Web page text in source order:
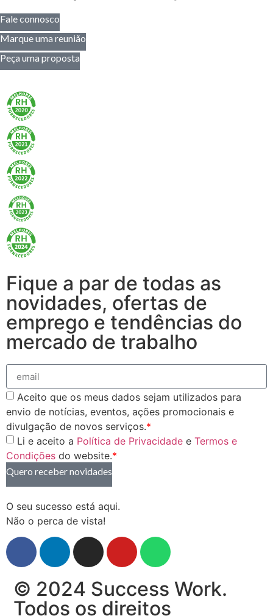
Fale connosco
Marque uma reunião
Peça uma proposta
Fique a par de todas as
novidades, ofertas de
emprego e tendências do
mercado de trabalho
Aceito que os meus dados sejam utilizados para
envio de notícias, eventos, ações promocionais e
divulgação de novos serviços.*
Li e aceito a Política de Privacidade e Termos e
Condições do website.*
Quero receber novidades
O seu sucesso está aqui.
Não o perca de vista!
© 2024 Success Work.
Todos os direitos